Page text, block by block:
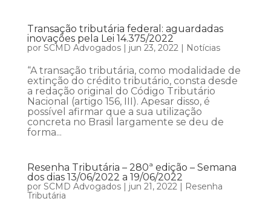
Transação tributária federal: aguardadas
inovações pela Lei 14.375/2022
por SCMD Advogados| jun 23, 2022| Notícias
“A transação tributária, como modalidade de
extinção do crédito tributário, consta desde
a redação original do Código Tributário
Nacional (artigo 156, III). Apesar disso, é
possível afirmar que a sua utilização
concreta no Brasil largamente se deu de
forma...
Resenha Tributária – 280ª edição – Semana
dos dias 13/06/2022 a 19/06/2022
por SCMD Advogados| jun 21, 2022| Resenha
Tributária